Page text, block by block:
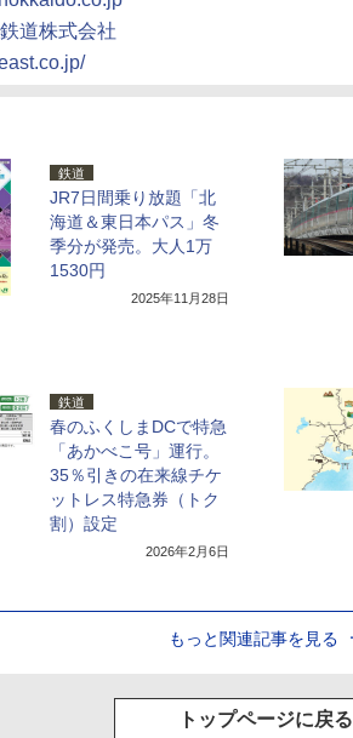
道株式会社
鉄道
JR7日間乗り放題「北
海道＆東日本パス」冬
季分が発売。大人1万
1530円
2025年11月28日
鉄道
春のふくしまDCで特急
「あかべこ号」運行。
35％引きの在来線チケ
ットレス特急券（トク
割）設定
2026年2月6日
もっと関連記事を見る
トップページに戻る